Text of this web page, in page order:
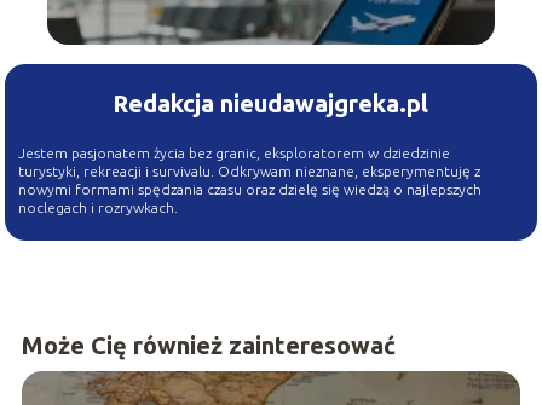
Redakcja nieudawajgreka.pl
Jestem pasjonatem życia bez granic, eksploratorem w dziedzinie
turystyki, rekreacji i survivalu. Odkrywam nieznane, eksperymentuję z
nowymi formami spędzania czasu oraz dzielę się wiedzą o najlepszych
noclegach i rozrywkach.
Może Cię również zainteresować